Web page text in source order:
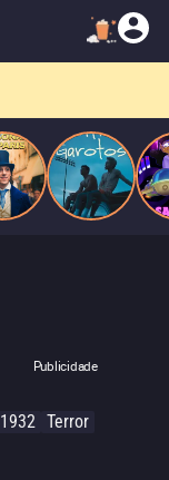
Publicidade
1932 Terror